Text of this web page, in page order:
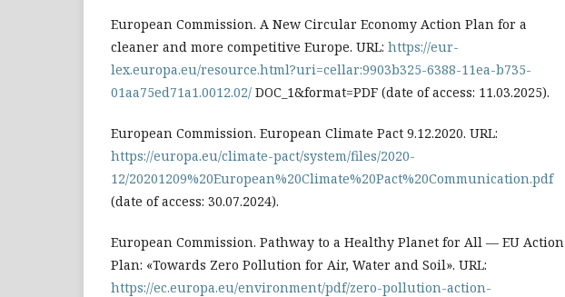
European Commission. A New Circular Economy Action Plan for a
cleaner and more competitive Europe. URL: https://eur-
lex.europa.eu/resource.html?uri=cellar:9903b325-6388-11ea-b735-
01aa75ed71a1.0012.02/ DOC_1&format=PDF (date of access: 11.03.2025).
European Commission. European Climate Pact 9.12.2020. URL:
https://europa.eu/climate-pact/system/files/2020-
12/20201209%20European%20Climate%20Pact%20Communication.pdf
(date of access: 30.07.2024).
European Commission. Pathway to a Healthy Planet for All — EU Action
Plan: «Towards Zero Pollution for Air, Water and Soil». URL:
https://ec.europa.eu/environment/pdf/zero-pollution-action-